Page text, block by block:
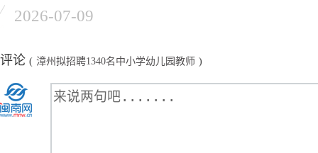
2026-07-09
评论 ( 漳州拟招聘1340名中小学幼儿园教师 )